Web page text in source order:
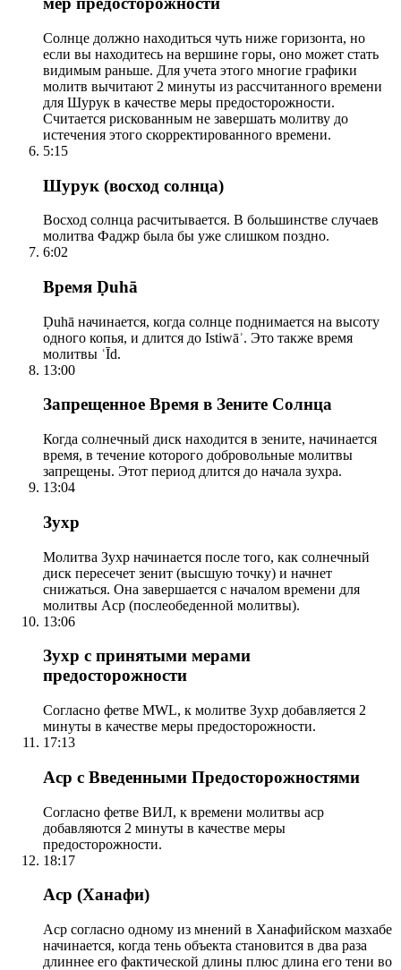
Солнце должно находиться чуть ниже горизонта, но
если вы находитесь на вершине горы, оно может стать
видимым раньше. Для учета этого многие графики
молитв вычитают 2 минуты из рассчитанного времени
для Шурук в качестве меры предосторожности.
Считается рискованным не завершать молитву до
истечения этого скорректированного времени.
5:15
Шурук (восход солнца)
Восход солнца расчитывается. В большинстве случаев
молитва Фаджр была бы уже слишком поздно.
6:02
Время Ḍuhā
Ḍuhā начинается, когда солнце поднимается на высоту
одного копья, и длится до Istiwāʾ. Это также время
молитвы ʿĪd.
13:00
Запрещенное Время в Зените Солнца
Когда солнечный диск находится в зените, начинается
время, в течение которого добровольные молитвы
запрещены. Этот период длится до начала зухра.
13:04
Зухр
Молитва Зухр начинается после того, как солнечный
диск пересечет зенит (высшую точку) и начнет
снижаться. Она завершается с началом времени для
молитвы Аср (послеобеденной молитвы).
13:06
Зухр с принятыми мерами
предосторожности
Согласно фетве MWL, к молитве Зухр добавляется 2
минуты в качестве меры предосторожности.
17:13
Аср с Введенными Предосторожностями
Согласно фетве ВИЛ, к времени молитвы аср
добавляются 2 минуты в качестве меры
предосторожности.
18:17
Аср (Ханафи)
Аср согласно одному из мнений в Ханафийском мазхабе
начинается, когда тень объекта становится в два раза
длиннее его фактической длины плюс длина его тени во